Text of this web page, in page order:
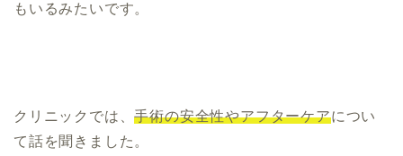
もいるみたいです。
クリニックでは、手術の安全性やアフターケアについ
て話を聞きました。